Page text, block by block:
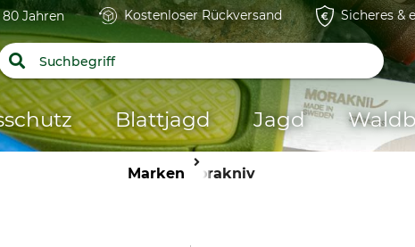
Jahren Kostenloser Rückversand Sicheres &
Blattjagd Jagd
Marken Morakniv